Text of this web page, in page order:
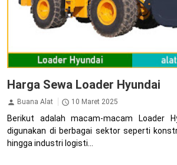
Harga Sewa Loader Hyundai
Buana Alat 10 Maret 2025
Berikut adalah macam-macam Loader
digunakan di berbagai sektor seperti
hingga industri logisti...